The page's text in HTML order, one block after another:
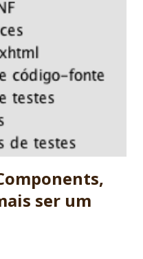
JCP. Before complain,
leader, is an old
My wife is specialist
job JSF community! -
ser um